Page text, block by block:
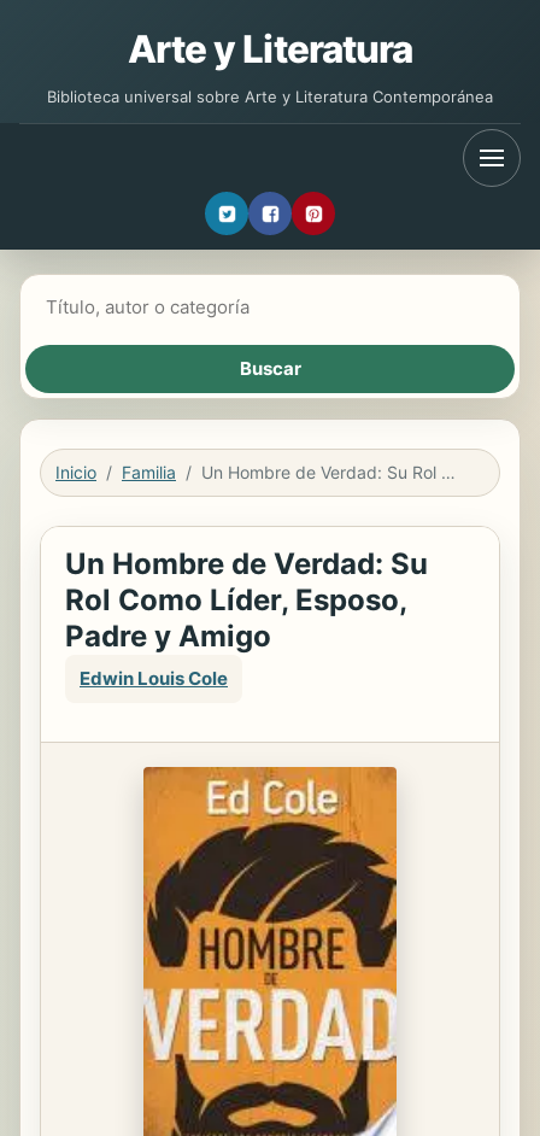
Arte y Literatura
Biblioteca universal sobre Arte y Literatura Contemporánea
Inicio Familia Un Hombre de Verdad: Su Rol Como Líder, Esposo, Padre y Amigo
Un Hombre de Verdad: Su
Rol Como Líder, Esposo,
Padre y Amigo
Edwin Louis Cole